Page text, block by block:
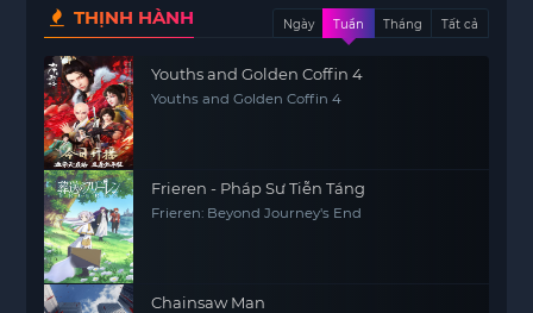
THỊNH HÀNH Ngày Tuần Tháng Tất cả
Youths and Golden Coffin 4
Youths and Golden Coffin 4
Frieren - Pháp Sư Tiễn Táng
Frieren: Beyond Journey's End
Chainsaw Man